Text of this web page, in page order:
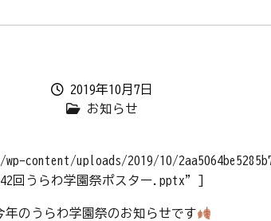
2019年10月7日
お知らせ
content/uploads/2019/10/
42回うらわ学園祭ポスター.pptx”]
年のうらわ学園祭のお知らせです